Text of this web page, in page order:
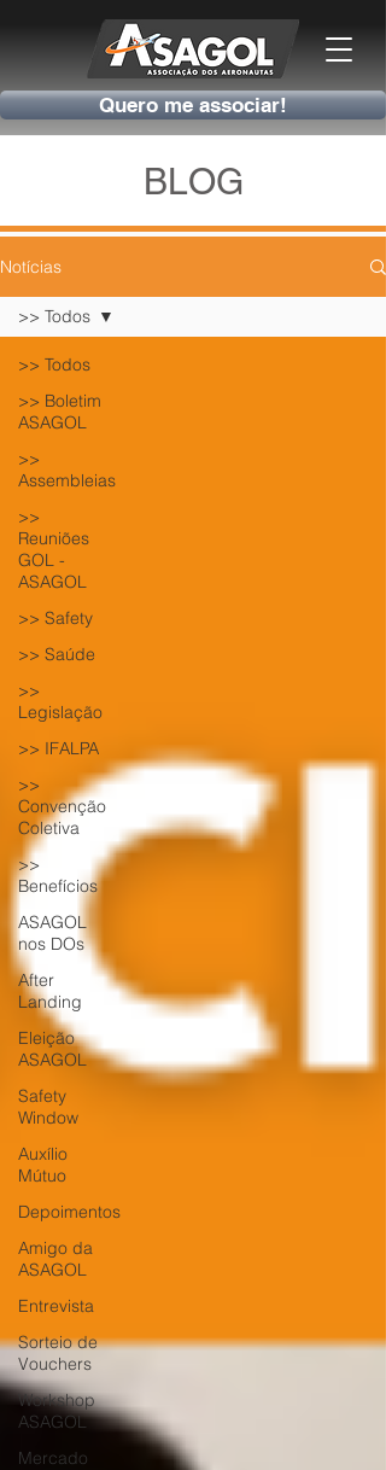
Quero me associar!
BLOG
Notícias
>> Todos
>> Boletim
ASAGOL
>>
Assembleias
>>
Reuniões
GOL -
ASAGOL
>> Safety
>> Saúde
>>
Legislação
>> IFALPA
>>
Convenção
Coletiva
>>
Benefícios
ASAGOL
nos DOs
After
Landing
Eleição
ASAGOL
Safety
Window
Auxílio
Mútuo
Depoimentos
Amigo da
ASAGOL
Entrevista
Sorteio de
Vouchers
Workshop
ASAGOL
Mercado
>> Todos